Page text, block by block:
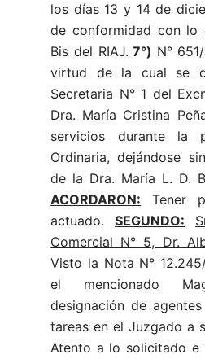
los días 13 y 14 de
de conformidad con
Bis del RIAJ. 7°) N°
virtud de la cual se
Secretaria N° 1 del
Dra. María Cristina
servicios durante la
Ordinaria, dejándose
de la Dra. María L. D.
ACORDARON: Tener
actuado.SEGUNDO:
Comercial N° 5, Dr.
Visto la Nota N°
el mencionado
designación de
tareas en el Juzgado a
Atento a lo solicitado e